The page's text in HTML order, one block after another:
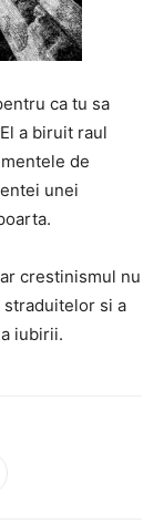
ca tu sa
a biruit raul
de
unei
crestinismul nu
straduitelor si a
iubirii.